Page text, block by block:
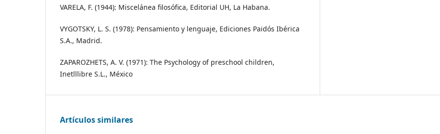
VARELA, F. (1944): Miscelánea filosófica, Editorial UH, La Habana.
VYGOTSKY, L. S. (1978): Pensamiento y lenguaje, Ediciones Paidós Ibérica
S.A., Madrid.
ZAPAROZHETS, A. V. (1971): The Psychology of preschool children,
Inetlllibre S.L., México
Artículos similares